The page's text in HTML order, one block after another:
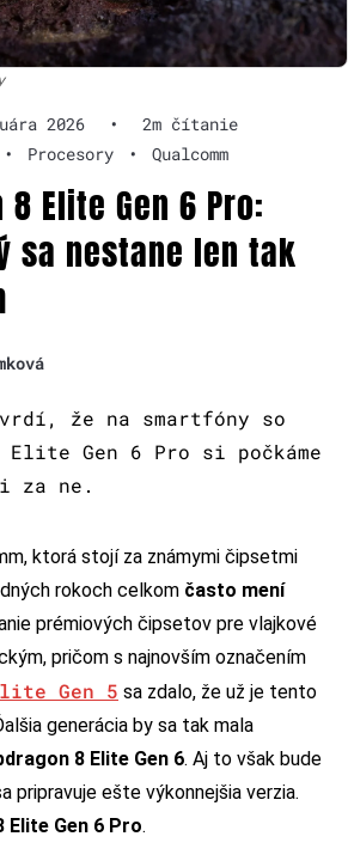
2026 •
2m čítanie
• Procesory • Qualcomm
Elite Gen 6 Pro:
sa nestane len tak
že na smartfóny so
Elite Gen 6 Pro si počkáme
za ne.
ktorá stojí za známymi čipsetmi
rokoch celkom často mení
prémiových čipsetov pre vlajkové
pričom s najnovším označením
Gen 5 sa zdalo, že už je tento
generácia by sa tak mala
8 Elite Gen 6. Aj to však bude
pripravuje ešte výkonnejšia verzia.
Elite Gen 6 Pro.